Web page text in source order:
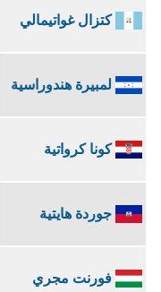
كتزال غواتيمالي
لمبيرة هندوراسية
كونا كرواتية
جوردة هايتية
فورنت مجري